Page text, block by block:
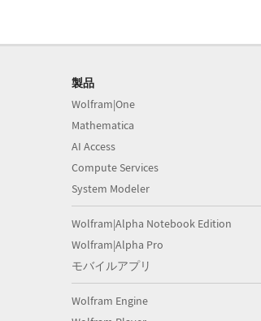
製品
Wolfram|One
Mathematica
AI Access
Compute Services
System Modeler
Wolfram|Alpha Notebook Edition
Wolfram|Alpha Pro
モバイルアプリ
Wolfram Engine